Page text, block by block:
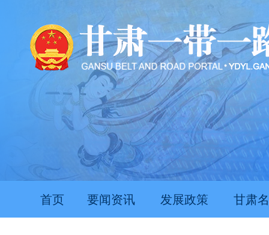
首页 要闻资讯 发展政策 甘肃